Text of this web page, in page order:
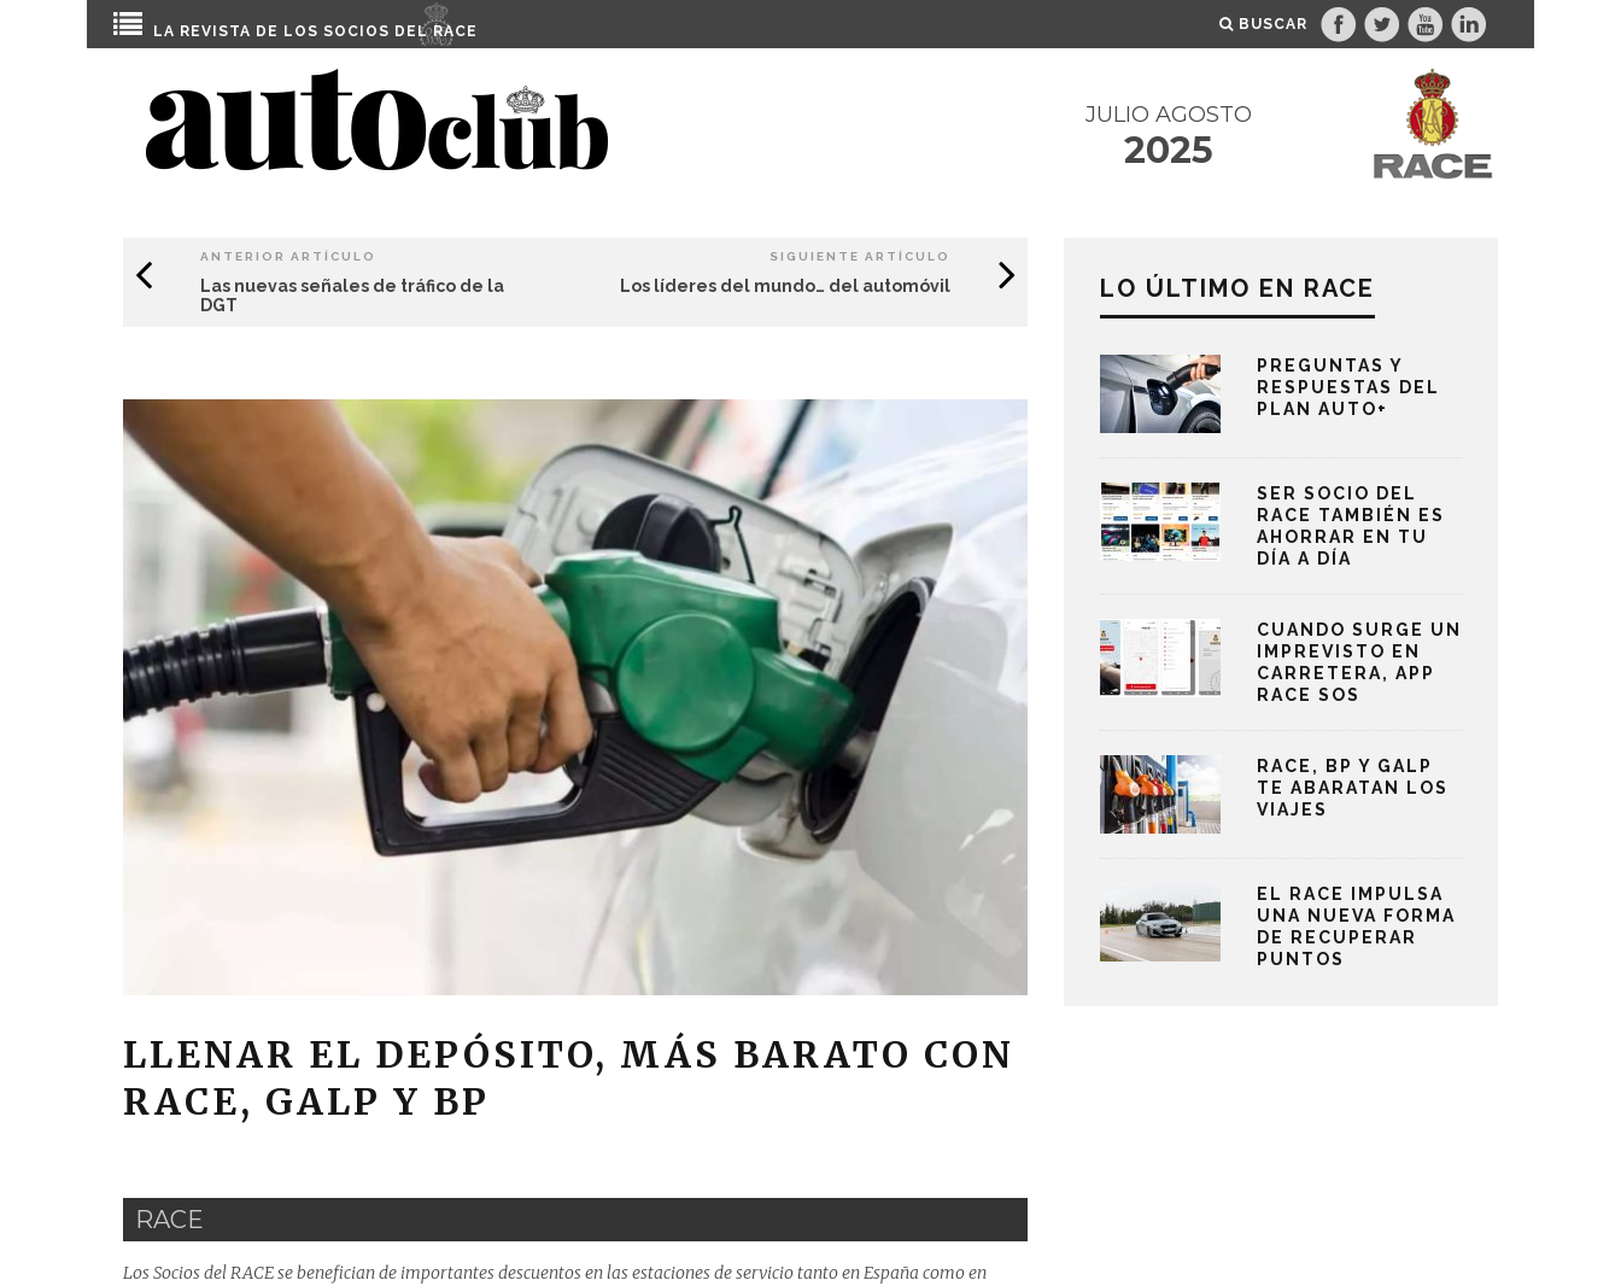
LA REVISTA DE LOS SOCIOS DEL RACE BUSCAR
JULIO AGOSTO
2025
ANTERIOR ARTÍCULO
Las nuevas señales de tráfico de la
DGT
SIGUIENTE ARTÍCULO
Los líderes del mundo… del automóvil
LLENAR EL DEPÓSITO, MÁS BARATO CON
RACE, GALP Y BP
RACE
Los Socios del RACE se benefician de importantes descuentos en las estaciones de servicio tanto en España como en
LO ÚLTIMO EN RACE
PREGUNTAS Y
RESPUESTAS DEL
PLAN AUTO+
SER SOCIO DEL
RACE TAMBIÉN ES
AHORRAR EN TU
DÍA A DÍA
CUANDO SURGE UN
IMPREVISTO EN
CARRETERA, APP
RACE SOS
RACE, BP Y GALP
TE ABARATAN LOS
VIAJES
EL RACE IMPULSA
UNA NUEVA FORMA
DE RECUPERAR
PUNTOS